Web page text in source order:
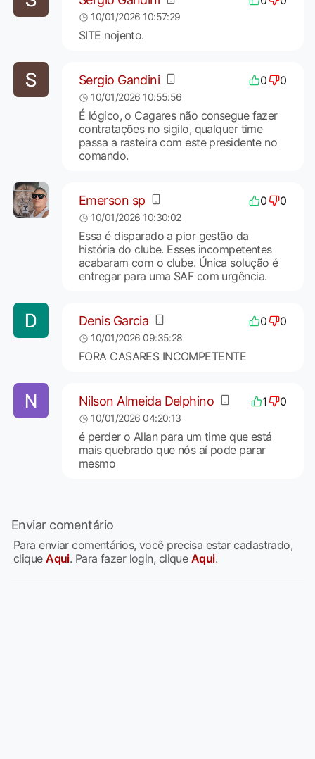
10/01/2026 10:57:29
SITE nojento.
Sergio Gandini 0 0
10/01/2026 10:55:56
É lógico, o Cagares não consegue fazer
contratações no sigilo, qualquer time
passa a rasteira com este presidente no
comando.
Emerson sp 0 0
10/01/2026 10:30:02
Essa é disparado a pior gestão da
história do clube. Esses incompetentes
acabaram com o clube. Única solução é
entregar para uma SAF com urgência.
Denis Garcia 0 0
10/01/2026 09:35:28
FORA CASARES INCOMPETENTE
Nilson Almeida Delphino 1 0
10/01/2026 04:20:13
é perder o Allan para um time que está
mais quebrado que nós aí pode parar
mesmo
Enviar comentário
Para enviar comentários, você precisa estar cadastrado,
cliqueAqui. Para fazer login, clique Aqui.